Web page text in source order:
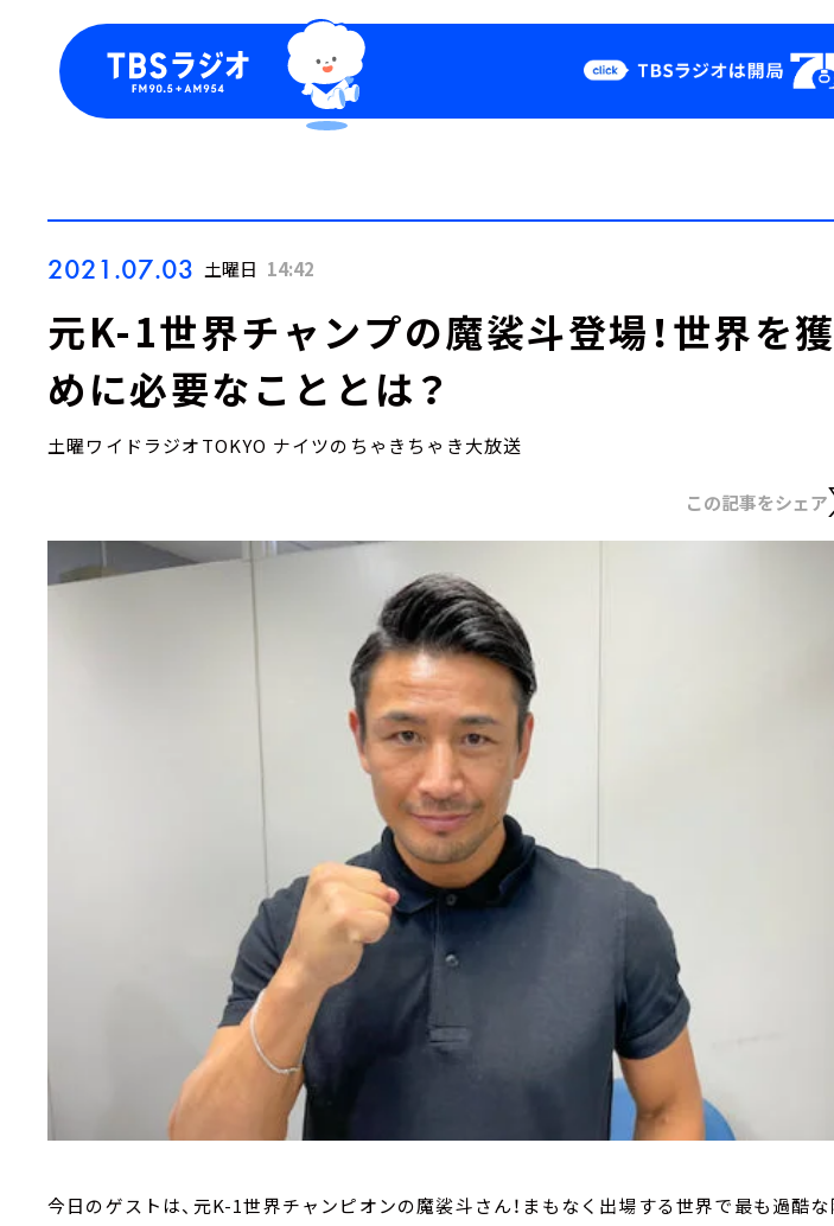
Podcast
2021.07.03 土曜日 14:42
元K-1世界チャンプの魔裟斗登場！世界を
めに必要なこととは？
土曜ワイドラジオTOKYO ナイツのちゃきちゃき大放送
この記事をシェア
今日のゲストは、元K-1世界チャンピオンの魔裟斗さん！まもなく出場する世界で最も過酷